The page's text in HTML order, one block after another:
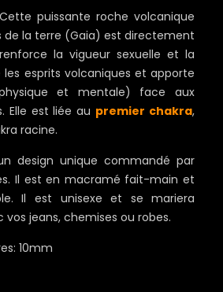
Cette puissante roche volcanique
de la terre (Gaia) est directement
la vigueur sexuelle et la
les esprits volcaniques et apporte
et mentale) face aux
Elle est liée au premier chakra,
racine.
design unique commandé par
Il est en macramé fait-main et
Il est unisexe et se mariera
jeans, chemises ou robes.
10mm